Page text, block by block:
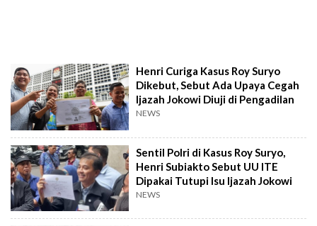
Henri Curiga Kasus Roy Suryo
Dikebut, Sebut Ada Upaya Cegah
Ijazah Jokowi Diuji di Pengadilan
NEWS
Sentil Polri di Kasus Roy Suryo,
Henri Subiakto Sebut UU ITE
Dipakai Tutupi Isu Ijazah Jokowi
NEWS